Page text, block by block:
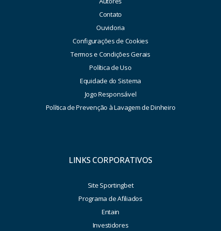
Contato
Ouvidoria
Configurações de Cookies
Termos e Condições Gerais
Política de Uso
Equidade do Sistema
Jogo Responsável
Política de Prevenção à Lavagem de Dinheiro
LINKS CORPORATIVOS
Site Sportingbet
Programa de Afiliados
Entain
Investidores